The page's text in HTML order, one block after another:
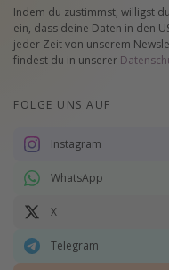
Indem du zustimmst, willigst
ein, dass deine Daten in den
jeder Zeit von unserem
findest du in unserer
FOLGE UNS AUF
Instagram
WhatsApp
X
Telegram